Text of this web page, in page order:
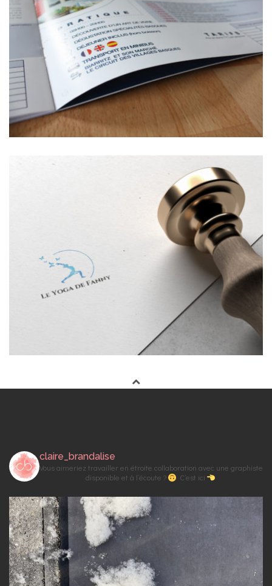
claire_brandalise
Vous aimeriez travailler en étroite collaboration avec une graphiste
disponible et à l’écoute ?
C’est ici